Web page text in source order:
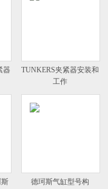
器
TUNKERS夹紧器安装和
工作
德珂斯气缸型号构